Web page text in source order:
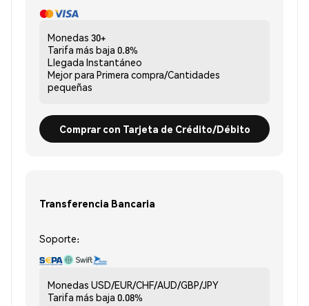
Monedas 30+
Tarifa más baja 0.8%
Llegada Instantáneo
Mejor para Primera compra/Cantidades
pequeñas
Comprar con Tarjeta de Crédito/Débito
Transferencia Bancaria
Soporte:
Monedas USD/EUR/CHF/AUD/GBP/JPY
Tarifa más baja 0.08%